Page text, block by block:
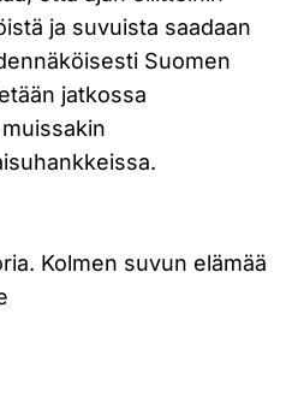
ja suvuista saadaan
Suomen
jatkossa
Kolmen suvun elämää